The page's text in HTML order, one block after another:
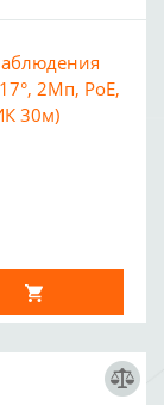
2Мп, PoE,
30м)